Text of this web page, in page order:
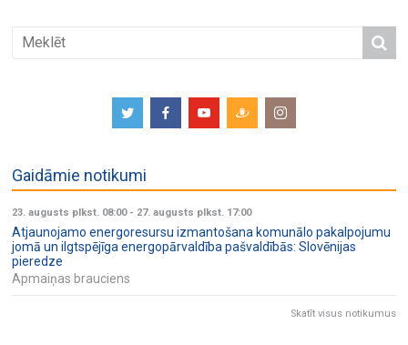
Gaidāmie notikumi
23. augusts plkst. 08:00- 27. augusts plkst. 17:00
Atjaunojamo energoresursu izmantošana komunālo pakalpojumu
jomā un ilgtspējīga energopārvaldība pašvaldībās: Slovēnijas
pieredze
Apmaiņas brauciens
Skatīt visus notikumus